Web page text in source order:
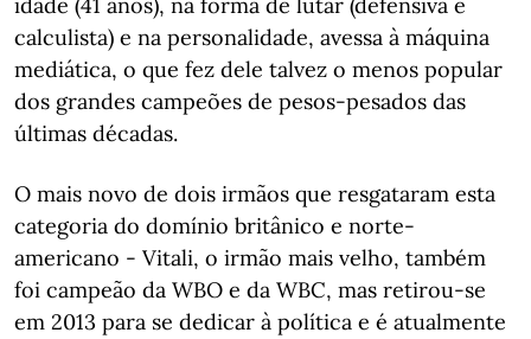
calculista) e na personalidade, avessa à máquina
mediática, o que fez dele talvez o menos popular
dos grandes campeões de pesos-pesados das
últimas décadas.
O mais novo de dois irmãos que resgataram esta
categoria do domínio britânico e norte-
americano - Vitali, o irmão mais velho, também
foi campeão da WBO e da WBC, mas retirou-se
em 2013 para se dedicar à política e é atualmente